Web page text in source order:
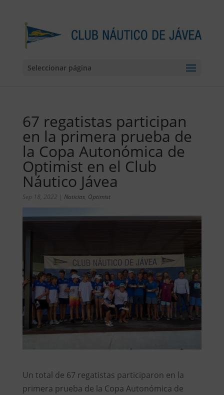
Seleccionar página
67 regatistas participan
en la primera prueba de
la Copa Autonómica de
Optimist en el Club
Náutico Jávea
Sep 18, 2022 | Noticias, Optimist
Un total de 67 regatistas participaron en la
primera prueba de la Copa Autonómica de